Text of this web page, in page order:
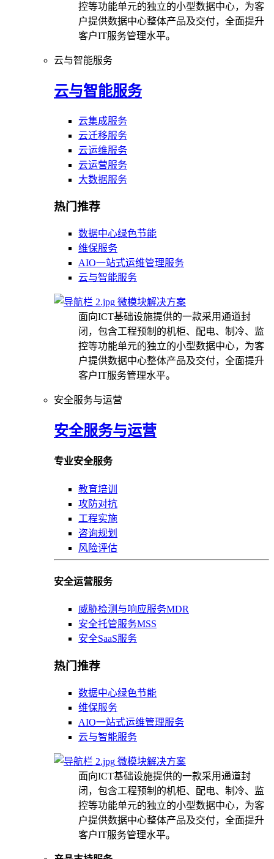
控等功能单元的独立的小型数据中心，为客
户提供数据中心整体产品及交付，全面提升
客户IT服务管理水平。
云与智能服务
云与智能服务
云集成服务
云迁移服务
云运维服务
云运营服务
大数据服务
热门推荐
数据中心绿色节能
维保服务
AIO一站式运维管理服务
云与智能服务
微模块解决方案
面向ICT基础设施提供的一款采用通道封
闭，包含工程预制的机柜、配电、制冷、监
控等功能单元的独立的小型数据中心，为客
户提供数据中心整体产品及交付，全面提升
客户IT服务管理水平。
安全服务与运营
安全服务与运营
专业安全服务
教育培训
攻防对抗
工程实施
咨询规划
风险评估
安全运营服务
威胁检测与响应服务MDR
安全托管服务MSS
安全SaaS服务
热门推荐
数据中心绿色节能
维保服务
AIO一站式运维管理服务
云与智能服务
微模块解决方案
面向ICT基础设施提供的一款采用通道封
闭，包含工程预制的机柜、配电、制冷、监
控等功能单元的独立的小型数据中心，为客
户提供数据中心整体产品及交付，全面提升
客户IT服务管理水平。